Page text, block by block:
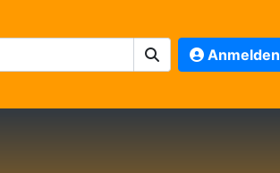
Anmelden